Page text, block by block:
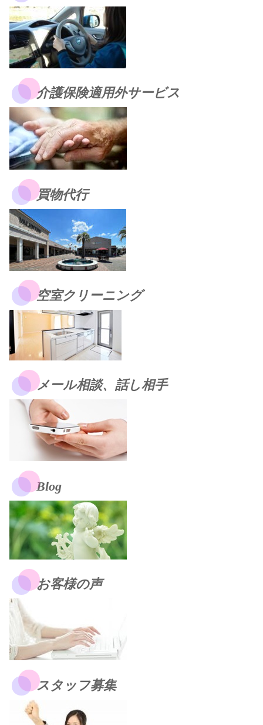
介護保険適用外サービス
買物代行
空室クリーニング
メール相談、話し相手
Blog
お客様の声
スタッフ募集